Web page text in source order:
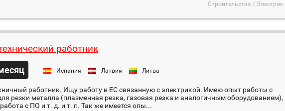
Строительство / Электрик
работник
Испания Латвия Литва
работник. Ищу работу в ЕС связанную с электрикой. Имею опыт работы с
резки металла (плазменная резка, газовая резка и аналогичным оборудованием),
с ПО и т. д. и т. п. Так же имеется опы...